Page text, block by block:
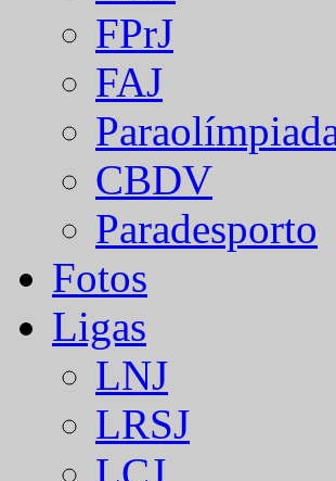
FPrJ
FAJ
CBDV
Paradesporto
Fotos
Ligas
LNJ
LRSJ